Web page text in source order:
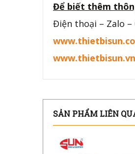
Để biết thêm
Điện thoại – Zalo –
www.thietbisun.vn
SẢN PHẨM LIÊN